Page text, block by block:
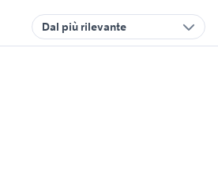
Dal più rilevante